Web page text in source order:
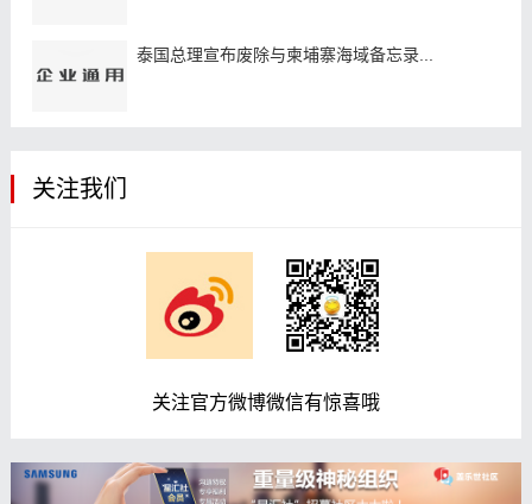
泰国总理宣布废除与柬埔寨海域备忘录...
关注我们
关注官方微博微信有惊喜哦